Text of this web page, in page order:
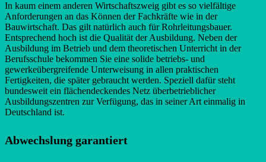
In kaum einem anderen Wirtschaftszweig gibt es so vielfältige
Anforderungen an das Können der Fachkräfte wie in der
Bauwirtschaft. Das gilt natürlich auch für Rohrleitungsbauer.
Entsprechend hoch ist die Qualität der Ausbildung. Neben der
Ausbildung im Betrieb und dem theoretischen Unterricht in der
Berufsschule bekommen Sie eine solide betriebs- und
gewerkeübergreifende Unterweisung in allen praktischen
Fertigkeiten, die später gebraucht werden. Speziell dafür steht
bundesweit ein flächendeckendes Netz überbetrieblicher
Ausbildungszentren zur Verfügung, das in seiner Art einmalig in
Deutschland ist.
Abwechslung garantiert